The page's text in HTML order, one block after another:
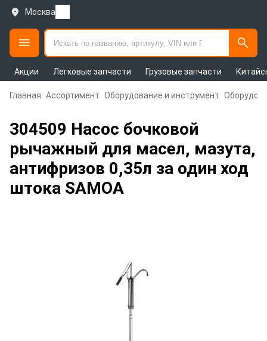
Москва
Акции Легковые запчасти Грузовые запчасти
Главная Ассортимент Оборудование и инструмент
304509 Насос бочковой
рычажный для масел, мазута,
антифризов 0,35л за один ход
штока SAMOA